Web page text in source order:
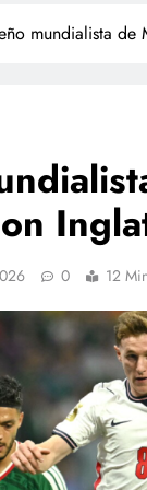
mundialista
0 12
mayor que
fue
18, 2026